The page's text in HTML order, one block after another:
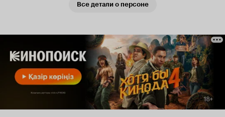
Все детали о персоне